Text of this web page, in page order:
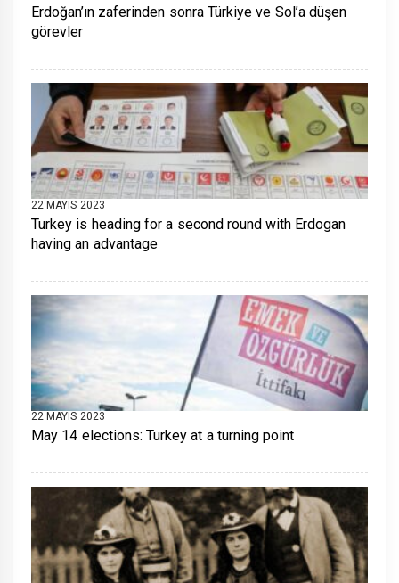
Erdoğan’ın zaferinden sonra Türkiye ve Sol’a düşen
görevler
22 MAYIS 2023
Turkey is heading for a second round with Erdogan
having an advantage
22 MAYIS 2023
May 14 elections: Turkey at a turning point